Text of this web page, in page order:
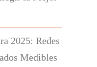
2025: Redes
Medibles